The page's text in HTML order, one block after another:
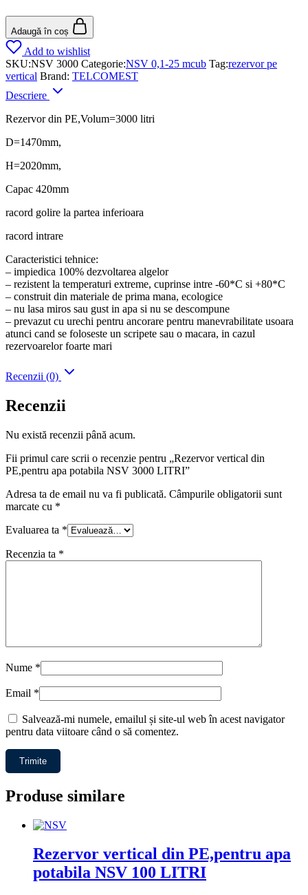
Adaugă în coș
Add to wishlist
SKU:NSV 3000 Categorie:NSV 0,1-25 mcub Tag:rezervor pe
vertical Brand: TELCOMEST
Descriere
Rezervor din PE,Volum=3000 litri
D=1470mm,
H=2020mm,
Capac 420mm
racord golire la partea inferioara
racord intrare
Caracteristici tehnice:
– impiedica 100% dezvoltarea algelor
– rezistent la temperaturi extreme, cuprinse intre -60*C si +80*C
– construit din materiale de prima mana, ecologice
– nu lasa miros sau gust in apa si nu se descompune
– prevazut cu urechi pentru ancorare pentru manevrabilitate usoara
atunci cand se foloseste un scripete sau o macara, in cazul
rezervoarelor foarte mari
Recenzii (0)
Recenzii
Nu există recenzii până acum.
Fii primul care scrii o recenzie pentru „Rezervor vertical din
PE,pentru apa potabila NSV 3000 LITRI”
Adresa ta de email nu va fi publicată. Câmpurile obligatorii sunt
marcate cu *
Evaluarea ta *
Recenzia ta *
Nume *
Email *
Salvează-mi numele, emailul și site-ul web în acest navigator
pentru data viitoare când o să comentez.
Produse similare
Rezervor vertical din PE,pentru apa
potabila NSV 100 LITRI